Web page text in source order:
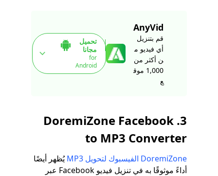
مجانا
for
Android
3. DoremiZone Facebook
to MP3 Converter
DoremiZone الفيسبوك لتحويل MP3
يُظهر أيضًا
أداءً موثوقًا به في تنزيل فيديو Facebook عبر